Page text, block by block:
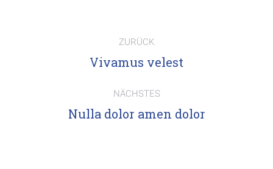
ZURÜCK
Previous
Vivamus velest
NÄCHSTES
Next
Nulla dolor amen dolor